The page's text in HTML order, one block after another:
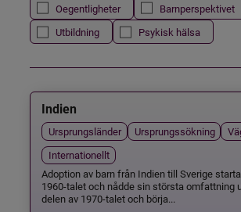
Oegentligheter
Barnperspektivet
Utbildning
Psykisk hälsa
Indien
Ursprungsländer Ursprungssökning
Internationellt
Adoption av barn från Indien till Sverige
1960-talet och nådde sin största omfattning
delen av 1970-talet och börja...